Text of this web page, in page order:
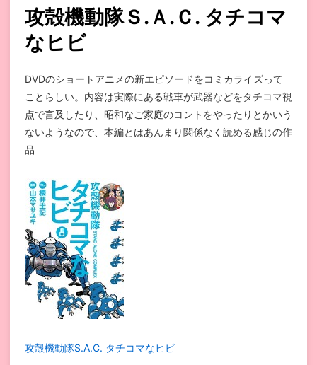
攻殻機動隊Ｓ.Ａ.Ｃ. タチコマ
なヒビ
DVDのショートアニメの新エピソードをコミカライズって
ことらしい。内容は実際にある戦車が武器などをタチコマ視
点で言及したり、昭和なご家庭のコントをやったりとかいう
ないようなので、本編とはあんまり関係なく読める感じの作
品
攻殻機動隊S.A.C. タチコマなヒビ